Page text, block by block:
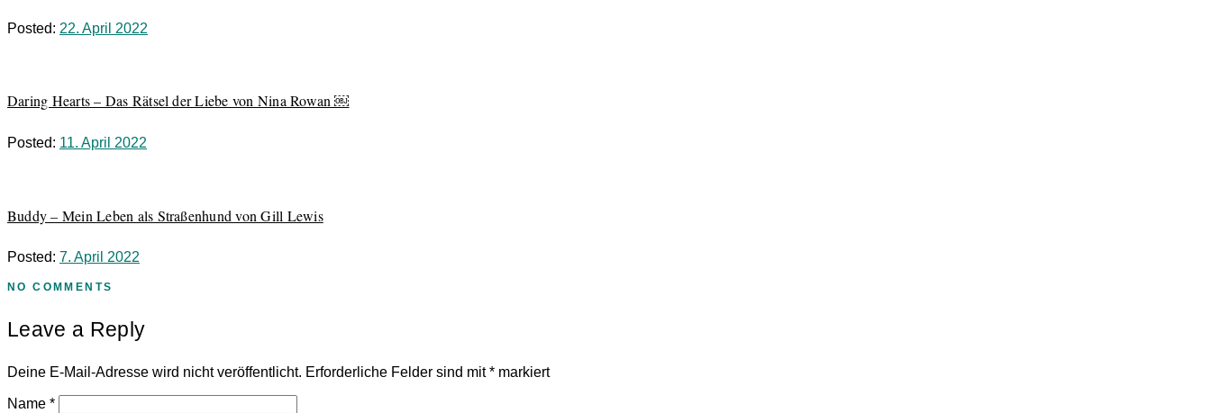
Posted: 22. April 2022
Daring Hearts – Das Rätsel der Liebe von Nina Rowan ￼
Posted: 11. April 2022
Buddy – Mein Leben als Straßenhund von Gill Lewis
Posted: 7. April 2022
NO COMMENTS
Leave a Reply
Deine E-Mail-Adresse wird nicht veröffentlicht. Erforderliche Felder sind mit* markiert
Name *